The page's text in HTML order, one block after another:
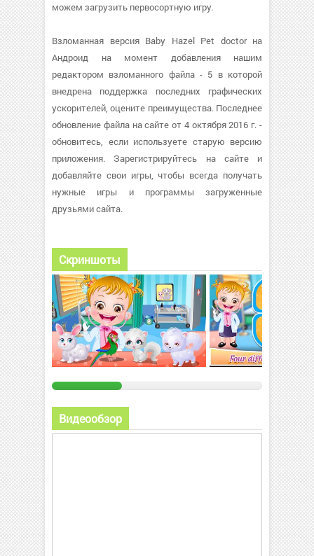
можем загрузить первосортную игру.
Взломанная версия Baby Hazel Pet doctor на
Андроид на момент добавления нашим
редактором взломанного файла - 5 в которой
внедрена поддержка последних графических
ускорителей, оцените преимущества. Последнее
обновление файла на сайте от 4 октября 2016 г. -
обновитесь, если используете старую версию
приложения. Зарегистрируйтесь на сайте и
добавляйте свои игры, чтобы всегда получать
нужные игры и программы загруженные
друзьями сайта.
Скриншоты
Видеообзор